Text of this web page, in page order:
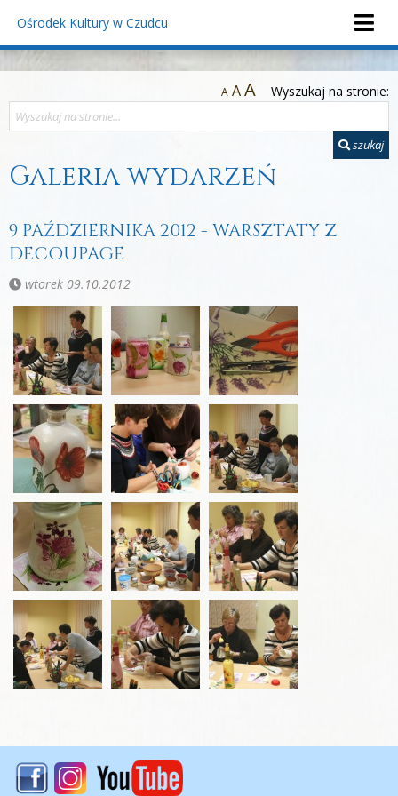
Ośrodek Kultury w Czudcu
A AA Wyszukaj na stronie:
szukaj
Galeria wydarzeń
9 PAŹDZIERNIKA 2012 - WARSZTATY Z
DECOUPAGE
wtorek 09.10.2012